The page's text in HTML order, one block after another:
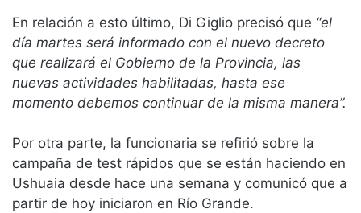
En relación a esto último, Di Giglio precisó que “el
día martes será informado con el nuevo decreto
que realizará el Gobierno de la Provincia, las
nuevas actividades habilitadas, hasta ese
momento debemos continuar de la misma manera”.
Por otra parte, la funcionaria se refirió sobre la
campaña de test rápidos que se están haciendo en
Ushuaia desde hace una semana y comunicó que a
partir de hoy iniciaron en Río Grande.